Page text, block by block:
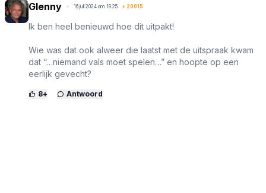
Glenny 16 juli 2024 om 19:25 + 20015
Ik ben heel benieuwd hoe dit uitpakt!
Wie was dat ook alweer die laatst met de uitspraak kwam
dat “…niemand vals moet spelen…” en hoopte op een
eerlijk gevecht?
8+ Antwoord